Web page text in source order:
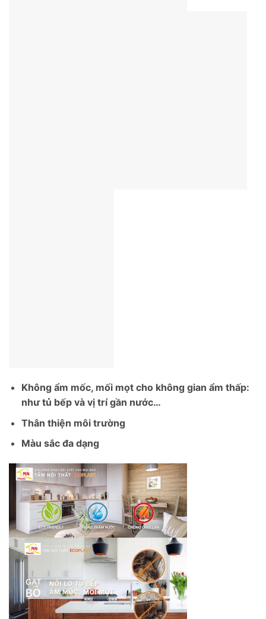
Không ẩm mốc, mối mọt cho không gian ẩm thấp:
như tủ bếp và vị trí gần nước…
Thân thiện môi trường
Màu sắc đa dạng